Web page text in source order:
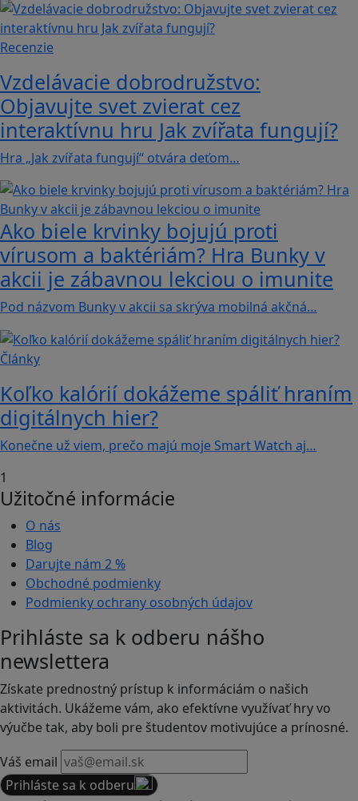
Recenzie
Vzdelávacie dobrodružstvo:
Objavujte svet zvierat cez
interaktívnu hru Jak zvířata fungují?
Hra „Jak zvířata fungují“ otvára deťom…
Ako biele krvinky bojujú proti
vírusom a baktériám? Hra Bunky v
akcii je zábavnou lekciou o imunite
Pod názvom Bunky v akcii sa skrýva mobilná akčná…
Články
Koľko kalórií dokážeme spáliť hraním
digitálnych hier?
Konečne už viem, prečo majú moje Smart Watch aj…
1
Užitočné informácie
O nás
Blog
Darujte nám 2 %
Obchodné podmienky
Podmienky ochrany osobných údajov
Prihláste sa k odberu nášho
newslettera
Získate prednostný prístup k informáciám o našich
aktivitách. Ukážeme vám, ako efektívne využívať hry vo
výučbe tak, aby boli pre študentov motivujúce a prínosné.
Váš email
Prihláste sa k odberu